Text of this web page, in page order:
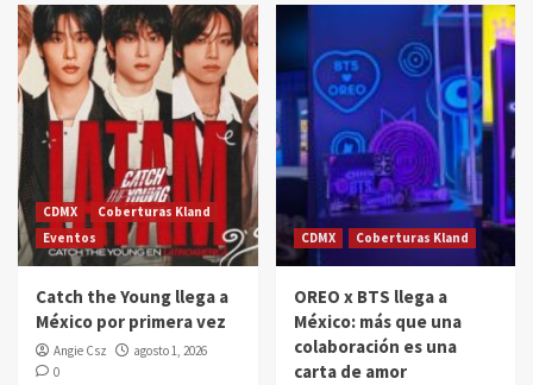
CDMX
Coberturas Kland
Eventos
Catch the Young llega a
México por primera vez
Angie Csz
agosto 1, 2026
0
CDMX Coberturas Kland
OREO x BTS llega a
México: más que una
colaboración es una
carta de amor